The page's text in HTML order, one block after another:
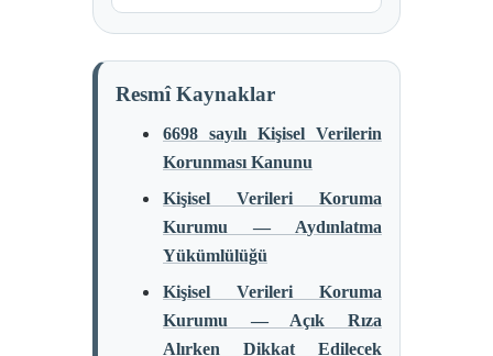
Resmî Kaynaklar
6698 sayılı Kişisel Verilerin
Korunması Kanunu
Kişisel Verileri Koruma
Kurumu — Aydınlatma
Yükümlülüğü
Kişisel Verileri Koruma
Kurumu — Açık Rıza
Alırken Dikkat Edilecek